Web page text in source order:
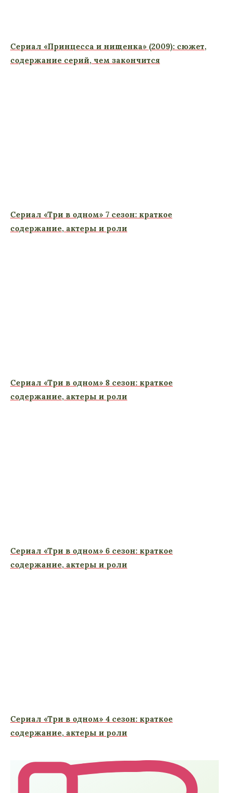
Сериал «Принцесса и нищенка» (2009): сюжет,
содержание серий, чем закончится
Сериал «Три в одном» 7 сезон: краткое
содержание, актеры и роли
Сериал «Три в одном» 8 сезон: краткое
содержание, актеры и роли
Сериал «Три в одном» 6 сезон: краткое
содержание, актеры и роли
Сериал «Три в одном» 4 сезон: краткое
содержание, актеры и роли